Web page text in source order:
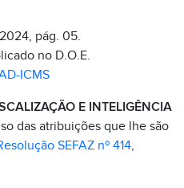
pág. 05.
no D.O.E.
ICMS
E INTELIGÊNCIA
das atribuições que lhe são
SEFAZ nº 414,